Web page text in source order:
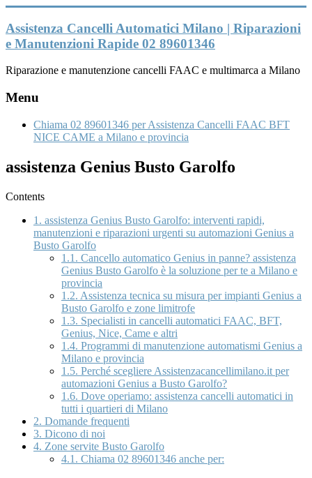
al
contenuto
Assistenza Cancelli Automatici Milano | Riparazioni
e Manutenzioni Rapide 02 89601346
Riparazione e manutenzione cancelli FAAC e multimarca a Milano
Menu
Chiama 02 89601346 per Assistenza Cancelli FAAC BFT
NICE CAME a Milano e provincia
assistenza Genius Busto Garolfo
Contents
1. assistenza Genius Busto Garolfo: interventi rapidi,
manutenzioni e riparazioni urgenti su automazioni Genius a
Busto Garolfo
1.1. Cancello automatico Genius in panne? assistenza
Genius Busto Garolfo è la soluzione per te a Milano e
provincia
1.2. Assistenza tecnica su misura per impianti Genius a
Busto Garolfo e zone limitrofe
1.3. Specialisti in cancelli automatici FAAC, BFT,
Genius, Nice, Came e altri
1.4. Programmi di manutenzione automatismi Genius a
Milano e provincia
1.5. Perché scegliere Assistenzacancellimilano.it per
automazioni Genius a Busto Garolfo?
1.6. Dove operiamo: assistenza cancelli automatici in
tutti i quartieri di Milano
2. Domande frequenti
3. Dicono di noi
4. Zone servite Busto Garolfo
4.1. Chiama 02 89601346 anche per: